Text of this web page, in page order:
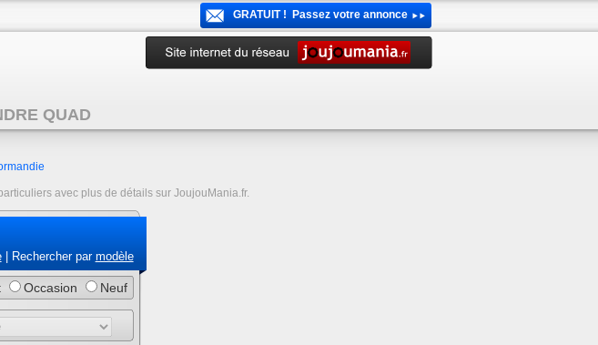
GRATUIT ! Passez votre annonce
QUAD
avec plus de détails sur JoujouMania.fr.
| Rechercher par modèle
Occasion Neuf